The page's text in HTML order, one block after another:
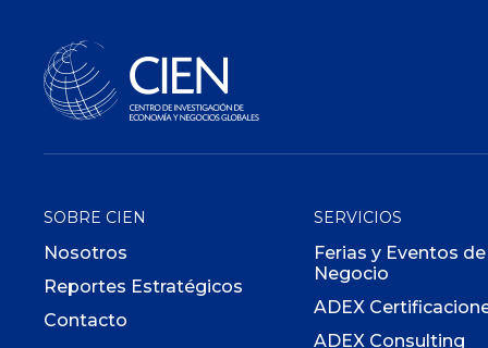
SOBRE CIEN
Nosotros
Reportes Estratégicos
Contacto
SERVICIOS
Ferias y Eventos de
Negocio
ADEX
ADEX Consulting